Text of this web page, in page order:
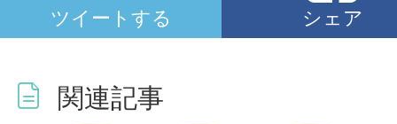
ツイートする シェア
関連記事